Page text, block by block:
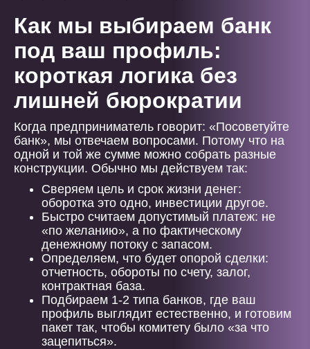
Как мы выбираем банк
под ваш профиль:
короткая логика без
лишней бюрократии
Когда предприниматель говорит: «Посоветуйте
банк», мы отвечаем вопросами. Потому что на
одной и той же сумме можно собрать разные
конструкции. Обычно мы действуем так:
Сверяем цель и срок жизни денег:
оборотка это одно, инвестиции другое.
Быстро считаем допустимый платеж: не
«по желанию», а по фактическому
денежному потоку с запасом.
Определяем, что будет опорой сделки:
отчетность, обороты по счету, залог,
контрактная база.
Подбираем 1-2 типа банков, где ваш
профиль выглядит естественно, и готовим
пакет так, чтобы комитету было «за что
зацепиться».